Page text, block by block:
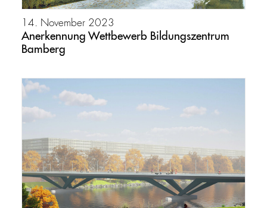
14. November 2023
Anerkennung Wettbewerb Bildungszentrum
Bamberg